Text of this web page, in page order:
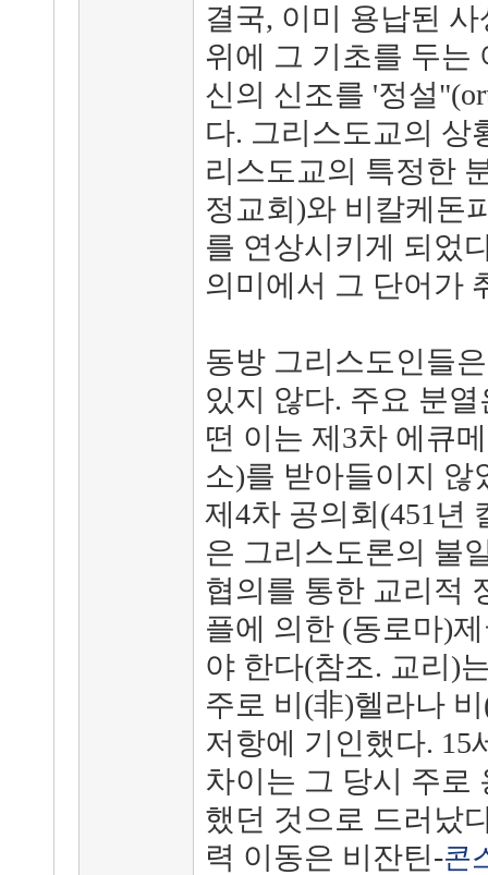
결국, 이미 용납된
위에 그 기초를 두는
신의 신조를 '정설
다. 그리스도교의 상
리스도교의 특정한
정교회)와 비칼케돈
를 연상시키게 되었
의미에서 그 단어가
동방 그리스도인들
있지 않다. 주요 분
떤 이는 제3차 에큐
소)를 받아들이지 않
제4차 공의회(451년
은 그리스도론의 불
협의를 통한 교리적
플에 의한 (동로마)
야 한다(참조. 교리)
주로 비(非)헬라나
저항에 기인했다. 15
차이는 그 당시 주로
했던 것으로 드러났
력 이동은 비잔틴-콘